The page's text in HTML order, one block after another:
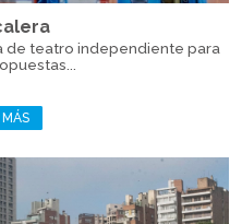
de teatro independiente para
MÁS